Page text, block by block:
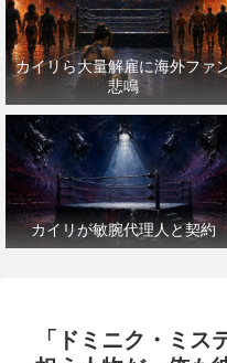
カイリら大量解雇に海外ファ
悲鳴
カイリが敏腕代理人と契約
「ドミニク・ミス